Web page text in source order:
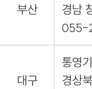
부산
경남
055-
대구
통영
경상